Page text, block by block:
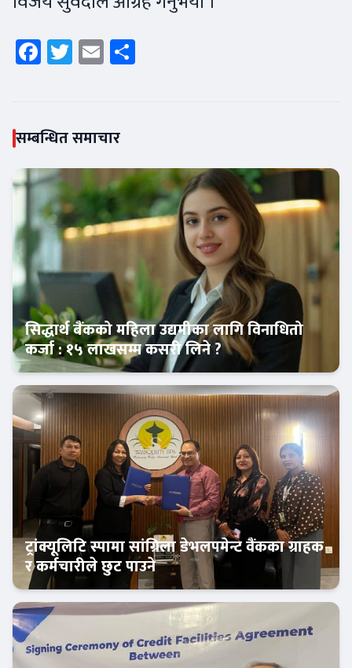
Facebook
Twitter
Email
सम्बन्धित समाचार
कर्पोरेट
सिद्धार्थ बैंकको महिला उद्यमीका लागि विनाधितो
कर्जा : १५ लाखसम्म कसरी लिने ?
बैंक-वित्त
ट्रांक्यूलिटि स्पामा सांग्रिला डेभलपमेन्ट वैंकका ग्राहक
र कर्मचारीले छुट पाउने